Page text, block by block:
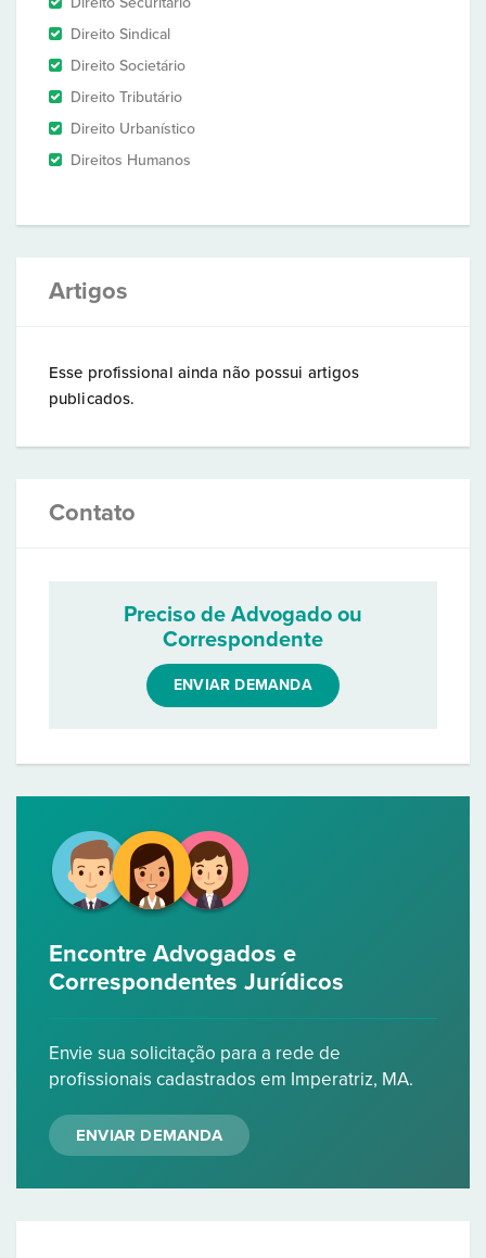
Direito Sindical
Direito Societário
Direito Tributário
Direito Urbanístico
Direitos Humanos
Artigos
Esse profissional ainda não possui artigos
publicados.
Contato
Preciso de Advogado ou
Correspondente
ENVIAR DEMANDA
Encontre Advogados e
Correspondentes Jurídicos
Envie sua solicitação para a rede de
profissionais cadastrados em Imperatriz, MA.
ENVIAR DEMANDA